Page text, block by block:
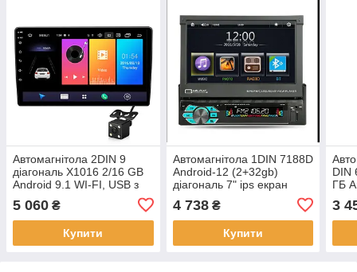
Автомагнітола 2DIN 9
діагональ X1016 2/16 GB
Android 9.1 WI-FI, USB з
5 060 ₴
Купити
Автомагнітола 1DIN 7188D
Android-12 (2+32gb)
діагональ 7" ips екран
4 738₴
Купити
DIN
ГБ
3